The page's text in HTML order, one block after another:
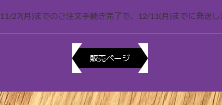
11/27(月)までのご注文手続き完了で、12/11(月)までに発送し
販売ページ